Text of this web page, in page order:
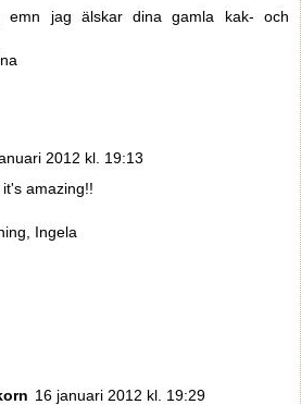
jag älskar dina gamla kak- och
2012 kl. 19:13
amazing!!
Ingela
16 januari 2012 kl. 19:29